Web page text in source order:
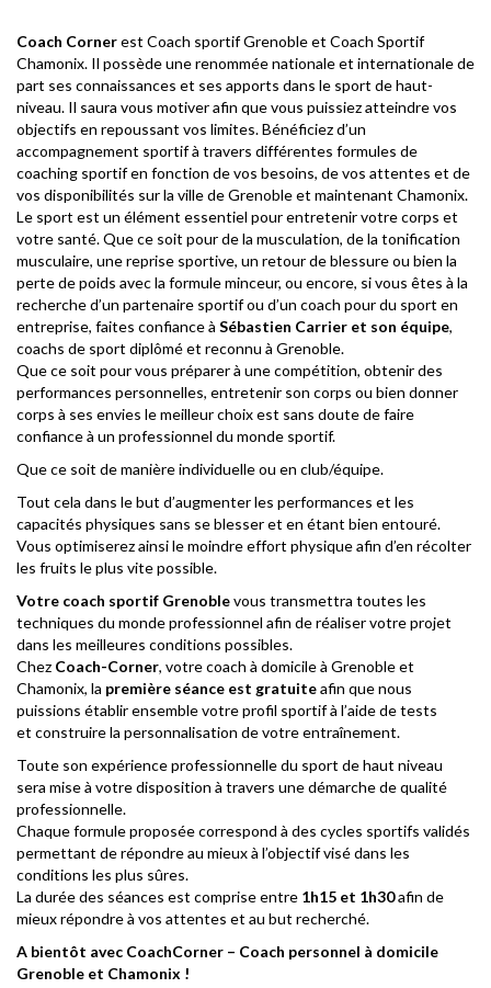
Coach Cornerest Coach sportif Grenobleet Coach Sportif
Chamonix. Il possède une renommée nationale et internationale de
part ses connaissances et ses apports dans le sport de haut-
niveau. Il saura vous motiver afin que vous puissiez atteindre vos
objectifs en repoussant vos limites. Bénéficiez d’un
accompagnement sportif à travers différentes formules de
coaching sportif en fonction de vos besoins, de vos attentes et de
vos disponibilités sur la ville de Grenoble et maintenant Chamonix.
Le sport est un élément essentiel pour entretenir votre corps et
votre santé. Que ce soit pour de la musculation, dela tonification
musculaire, une reprise sportive, un retour de blessureou bien la
perte de poids avec la formule minceur, ou encore, si vous êtes à la
recherche d’un partenaire sportifou d’un coach pour du sport en
entreprise, faites confiance à Sébastien Carrier et son équipe,
coachs de sport diplômé et reconnu à Grenoble.
Que ce soit pour vous préparer à une compétition, obtenirdes
performances personnelles, entretenir son corps ou bien donner
corps à ses envies le meilleur choix est sans doute de faire
confiance à un professionnel du monde sportif.
Que ce soit de manière individuelle ou en club/équipe.
Tout cela dans le but d’augmenter les performances et les
capacités physiques sans se blesser et en étant bien entouré.
Vous optimiserez ainsi le moindre effort physique afin d’en récolter
les fruits le plus vite possible.
Votre coach sportif Grenoblevous transmettra toutes les
techniques du monde professionnel afin de réaliser votre projet
dans les meilleures conditions possibles.
Chez Coach-Corner, votre coach à domicile à Grenoble et
Chamonix, la première séance est gratuiteafin que nous
puissions établir ensemble votre profil sportif à l’aide de tests
et construire la personnalisation de votre entraînement.
Toute son expérience professionnelle du sport de haut niveau
sera mise à votre disposition à travers une démarche de qualité
professionnelle.
Chaque formule proposée correspond à des cycles sportifs validés
permettant de répondre au mieux à l’objectif visé dans les
conditions les plus sûres.
La durée des séances est comprise entre 1h15 et 1h30afin de
mieux répondre à vos attentes et au but recherché.
A bientôt avec CoachCorner – Coach personnel à domicile
Grenoble et Chamonix !